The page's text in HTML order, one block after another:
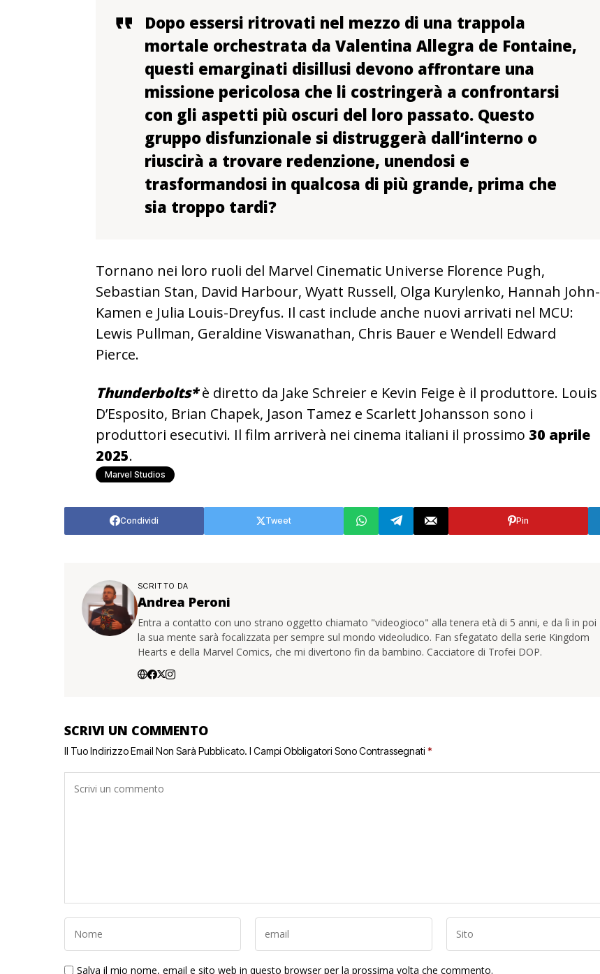
Dopo essersi ritrovati nel mezzo di una trappola
mortale orchestrata da Valentina Allegra de Fontaine,
questi emarginati disillusi devono affrontare una
missione pericolosa che li costringerà a confrontarsi
con gli aspetti più oscuri del loro passato. Questo
gruppo disfunzionale si distruggerà dall’interno o
riuscirà a trovare redenzione, unendosi e
trasformandosi in qualcosa di più grande, prima che
sia troppo tardi?
Tornano nei loro ruoli del Marvel Cinematic Universe Florence Pugh,
Sebastian Stan, David Harbour, Wyatt Russell, Olga Kurylenko, Hannah John-
Kamen e Julia Louis-Dreyfus. Il cast include anche nuovi arrivati nel MCU:
Lewis Pullman, Geraldine Viswanathan, Chris Bauer e Wendell Edward
Pierce.
Thunderbolts* è diretto da Jake Schreier e Kevin Feige è il produttore. Louis
D’Esposito, Brian Chapek, Jason Tamez e Scarlett Johansson sono i
produttori esecutivi. Il film arriverà nei cinema italiani il prossimo 30 aprile
2025.
Marvel Studios
Condividi Tweet Pin
SCRITTO DA
Andrea Peroni
Entra a contatto con uno strano oggetto chiamato "videogioco" alla tenera età di 5 anni, e da lì in poi
la sua mente sarà focalizzata per sempre sul mondo videoludico. Fan sfegatato della serie Kingdom
Hearts e della Marvel Comics, che mi divertono fin da bambino. Cacciatore di Trofei DOP.
SCRIVI UN COMMENTO
Il Tuo Indirizzo Email Non Sarà Pubblicato. I Campi Obbligatori Sono Contrassegnati *
Salva il mio nome, email e sito web in questo browser per la prossima volta che commento.